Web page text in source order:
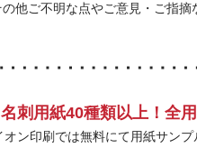
の他ご不明な点やご意見・ご指摘
刺用紙40種類以上！全
オン印刷では無料にて用紙サンプ